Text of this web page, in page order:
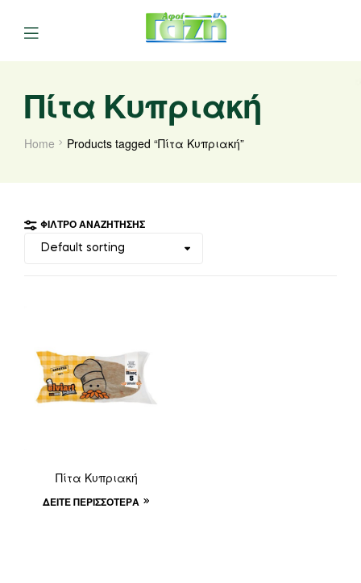
Πίτα Κυπριακή
Home Products tagged “Πίτα Κυπριακή”
ΦΊΛΤΡΟ ΑΝΑΖΉΤΗΣΗΣ
Πίτα Κυπριακή
ΔΕΊΤΕ ΠΕΡΙΣΣΌΤΕΡΑ